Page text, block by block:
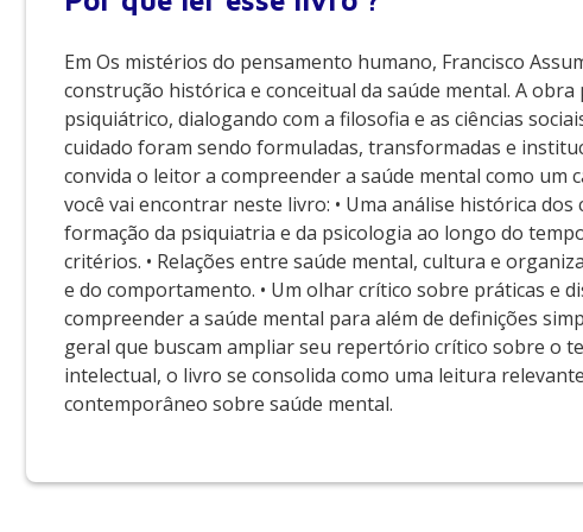
Em Os mistérios do pensamento humano, Francisco
construção histórica e conceitual da saúde mental. A
psiquiátrico, dialogando com a filosofia e as ciências
cuidado foram sendo formuladas, transformadas e
convida o leitor a compreender a saúde mental como um
você vai encontrar neste livro: • Uma análise histórica
formação da psiquiatria e da psicologia ao longo do
critérios. • Relações entre saúde mental, cultura e
e do comportamento. • Um olhar crítico sobre práticas e
compreender a saúde mental para além de definições
geral que buscam ampliar seu repertório crítico sobre o
intelectual, o livro se consolida como uma leitura
contemporâneo sobre saúde mental.